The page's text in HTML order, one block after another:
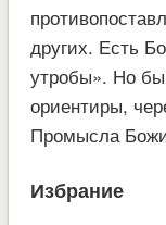
других. Есть
утробы». Но
ориентиры,
Промысла
Избрание